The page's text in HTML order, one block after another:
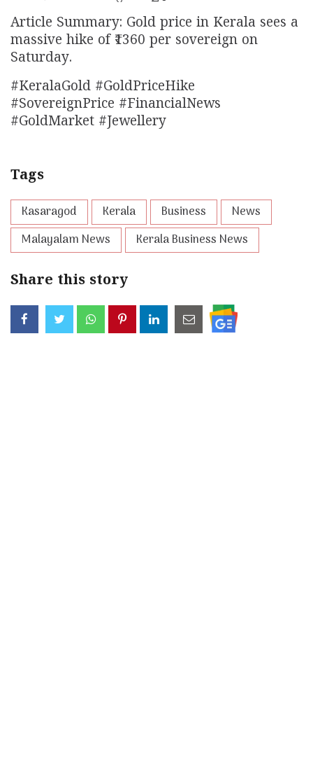
Article Summary: Gold price in Kerala sees a
massive hike of ₹1360 per sovereign on
Saturday.
#KeralaGold #GoldPriceHike
#SovereignPrice #FinancialNews
#GoldMarket #Jewellery
Tags
Kasaragod Kerala Business
News
Malayalam News
Kerala Business News
Share this story